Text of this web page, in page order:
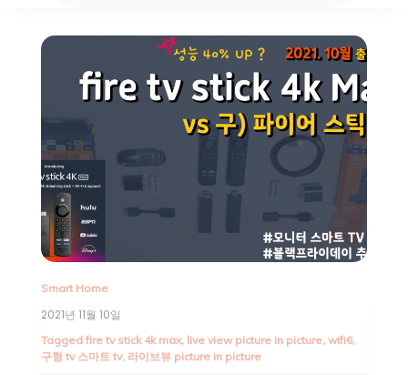
Smart Home
2021년 11월 10일
Tagged fire tv stick 4k max, live view picture in picture, wifi6,
구형 tv 스마트 tv, 라이브뷰 picture in picture